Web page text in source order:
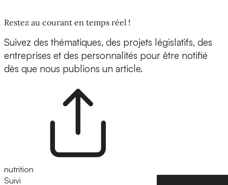
Restez au courant en temps réel !
Suivez des thématiques, des projets législatifs, des
entreprises et des personnalités pour être notifié
dès que nous publions un article.
nutrition
Suivi